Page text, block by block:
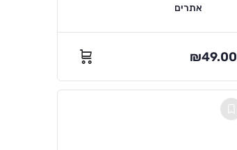
אתרים
₪49.00